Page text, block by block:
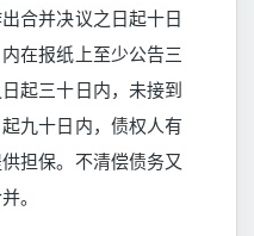
合并决议之日起十日
在报纸上至少公告三
起三十日内，未接到
九十日内，债权人有
担保。不清偿债务又
。